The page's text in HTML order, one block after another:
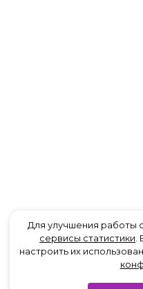
Для улучшения работы
сервисы статистики.
настроить их